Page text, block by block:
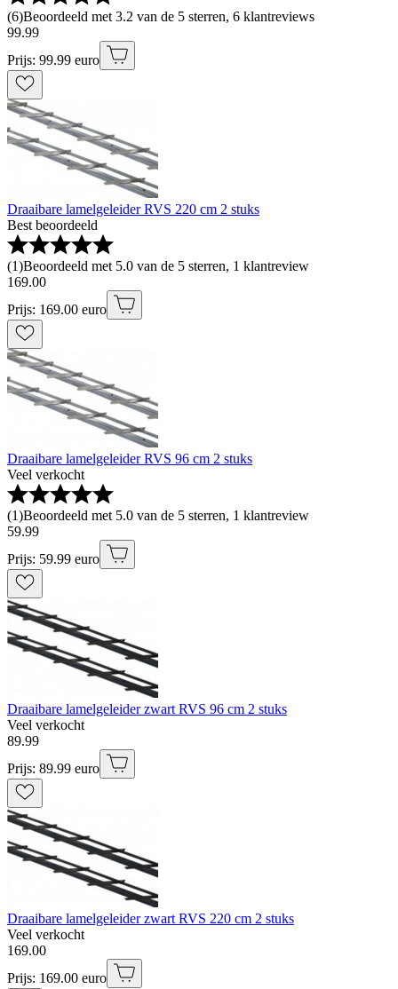
(6)Beoordeeld met 3.2 van de 5 sterren, 6 klantreviews
99.99
Prijs: 99.99 euro
Draaibare lamelgeleider RVS 220 cm 2 stuks
Best beoordeeld
(1)Beoordeeld met 5.0 van de 5 sterren, 1 klantreview
169.00
Prijs: 169.00 euro
Draaibare lamelgeleider RVS 96 cm 2 stuks
Veel verkocht
(1)Beoordeeld met 5.0 van de 5 sterren, 1 klantreview
59.99
Prijs: 59.99 euro
Draaibare lamelgeleider zwart RVS 96 cm 2 stuks
Veel verkocht
89.99
Prijs: 89.99 euro
Draaibare lamelgeleider zwart RVS 220 cm 2 stuks
Veel verkocht
169.00
Prijs: 169.00 euro